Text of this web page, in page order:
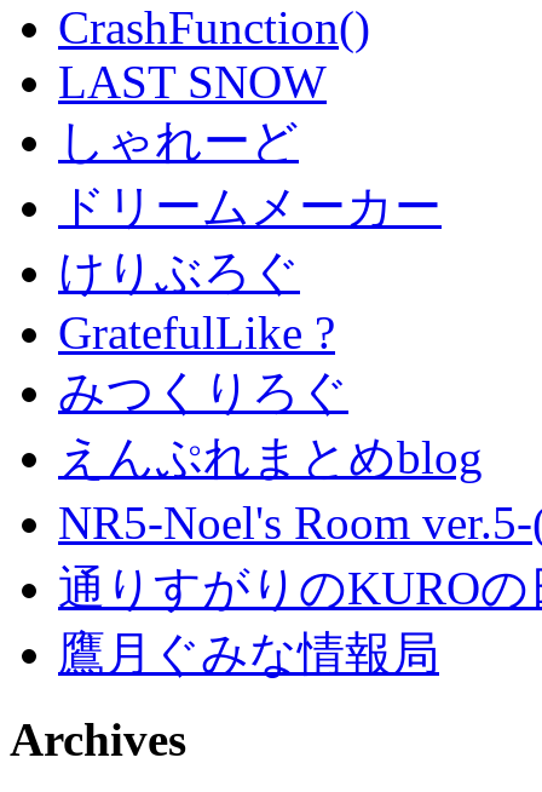
CrashFunction()
LAST SNOW
しゃれーど
ドリームメーカー
けりぶろぐ
GratefulLike ?
みつくりろぐ
えんぷれまとめblog
NR5-Noel's Room
通りすがりのKURO
鷹月ぐみな情報局
Archives